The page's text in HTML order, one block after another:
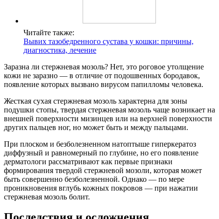
Читайте также:
Вывих тазобедренного сустава у кошки: причины,
диагностика, лечение
Заразна ли стержневая мозоль? Нет, это роговое утолщение
кожи не заразно — в отличие от подошвенных бородавок,
появление которых вызвано вирусом папилломы человека.
Жесткая сухая стержневая мозоль характерна для зоны
подушки стопы, твердая стержневая мозоль чаще возникает на
внешней поверхности мизинцев или на верхней поверхности
других пальцев ног, но может быть и между пальцами.
При плоском и безболезненном натоптыше гиперкератоз
диффузный и равномерный по глубине, но его появление
дерматологи рассматривают как первые признаки
формирования твердой стержневой мозоли, которая может
быть совершенно безболезненной. Однако — по мере
проникновения вглубь кожных покровов — при нажатии
стержневая мозоль болит.